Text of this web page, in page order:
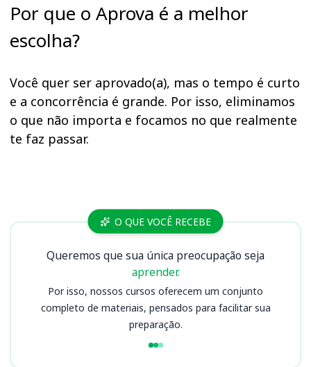
Por que o Aprova é a melhor
escolha?
Você quer ser aprovado(a), mas o tempo é curto
e a concorrência é grande. Por isso, eliminamos
o que não importa e focamos no que realmente
te faz passar.
Cursos O QUE VOCÊ RECEBE
Queremos que sua única preocupação seja
aprender.
Por isso, nossos cursos oferecem um conjunto
completo de materiais, pensados para facilitar sua
preparação.